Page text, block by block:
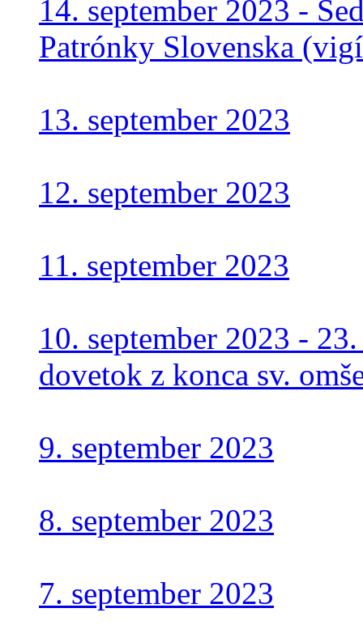
14. september 2023 -
Patrónky Slovenska
13. september 2023
12. september 2023
11. september 2023
10. september 2023 -
dovetok z konca sv.
9. september 2023
8. september 2023
7. september 2023